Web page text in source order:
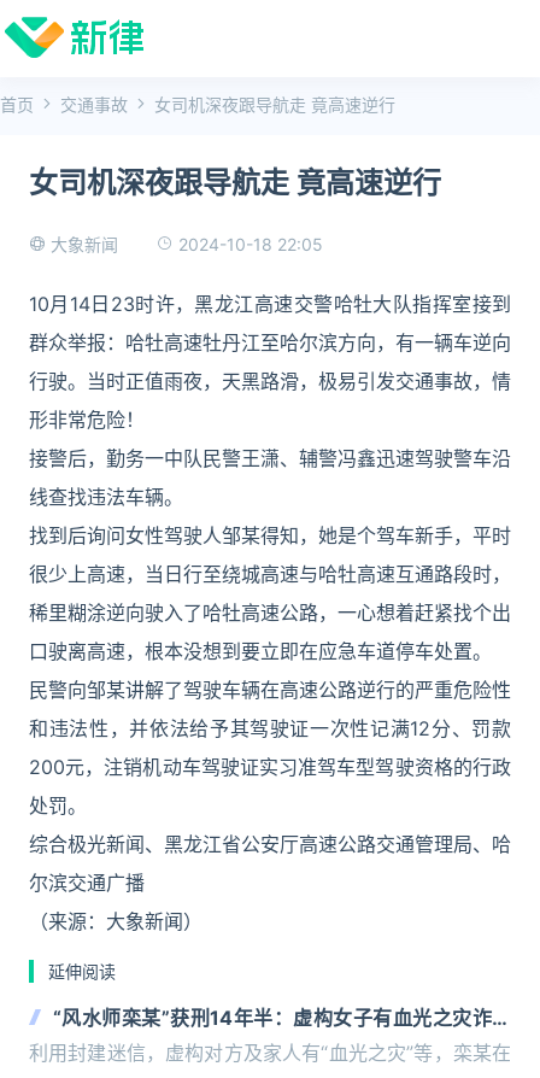
首页 交通事故 女司机深夜跟导航走 竟高速逆行
女司机深夜跟导航走 竟高速逆行
大象新闻 2024-10-18 22:05
10月14日23时许，黑龙江高速交警哈牡大队指挥室接到
群众举报：哈牡高速牡丹江至哈尔滨方向，有一辆车逆向
行驶。当时正值雨夜，天黑路滑，极易引发交通事故，情
形非常危险！
接警后，勤务一中队民警王潇、辅警冯鑫迅速驾驶警车沿
线查找违法车辆。
找到后询问女性驾驶人邹某得知，她是个驾车新手，平时
很少上高速，当日行至绕城高速与哈牡高速互通路段时，
稀里糊涂逆向驶入了哈牡高速公路，一心想着赶紧找个出
口驶离高速，根本没想到要立即在应急车道停车处置。
民警向邹某讲解了驾驶车辆在高速公路逆行的严重危险性
和违法性，并依法给予其驾驶证一次性记满12分、罚款
200元，注销机动车驾驶证实习准驾车型驾驶资格的行政
处罚。
综合极光新闻、黑龙江省公安厅高速公路交通管理局、哈
尔滨交通广播
（来源：大象新闻）
延伸阅读
“风水师栾某”获刑14年半：虚构女子有血光之灾诈骗
936万元，女子留下遗书后投湖自杀
利用封建迷信，虚构对方及家人有“血光之灾”等，栾某在